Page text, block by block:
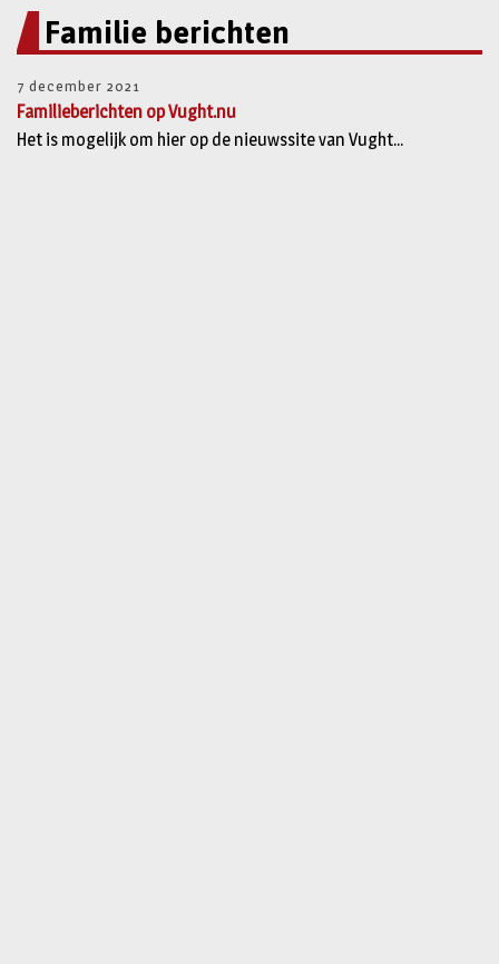
Familie berichten
7 december 2021
Familieberichten op Vught.nu
Het is mogelijk om hier op de nieuwssite van Vught...